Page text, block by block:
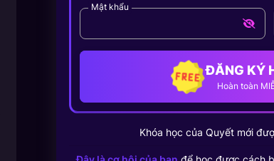
Mật khẩu
ĐĂNG KÝ
Hoàn toàn
Khóa học của Quyếtmới